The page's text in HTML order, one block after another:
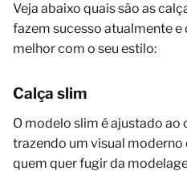
Veja abaixo quais são as
fazem sucesso atualmente
melhor com o seu estilo:
Calça slim
O modelo slim é ajustado ao
trazendo um visual moderno
quem quer fugir da